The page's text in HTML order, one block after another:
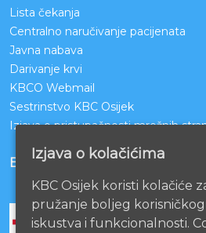
Lista čekanja
Centralno naručivanje pacijenata
Javna nabava
Darivanje krvi
KBCO Webmail
Sestrinstvo KBC Osijek
Izjava o pristupačnosti mrežnih
BOLNICE PARTNERI
Izjava o kolačićima
KBC Osijek koristi kolačiće
pružanje boljeg korisničkog
iskustva i funkcionalnosti.